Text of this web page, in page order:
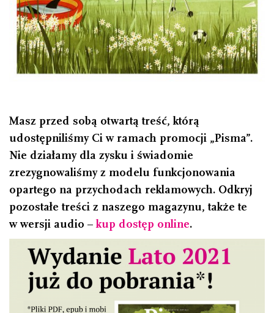
Masz przed sobą otwartą treść, którą
udostępniliśmy Ci w ramach promocji „Pisma”.
Nie działamy dla zysku i świadomie
zrezygnowaliśmy z modelu funkcjonowania
opartego na przychodach reklamowych. Odkryj
pozostałe treści z naszego magazynu, także te
w wersji audio –kup dostęp online.